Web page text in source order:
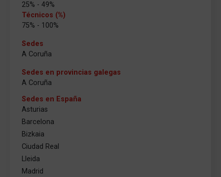
25% - 49%
Técnicos (%)
75% - 100%
Sedes
A Coruña
Sedes en provincias galegas
A Coruña
Sedes en España
Asturias
Barcelona
Bizkaia
Ciudad Real
Lleida
Madrid